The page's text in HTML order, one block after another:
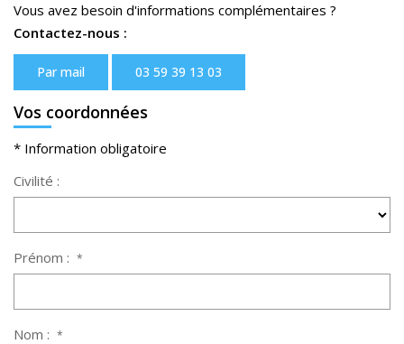
Vous avez besoin d'informations complémentaires ?
Contactez-nous :
Par mail 03 59 39 13 03
Vos coordonnées
* Information obligatoire
Civilité :
Prénom : *
Nom : *